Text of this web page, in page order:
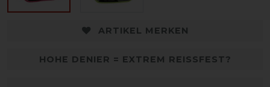
ARTIKEL MERKEN
HOHE DENIER = EXTREM REISSFEST?